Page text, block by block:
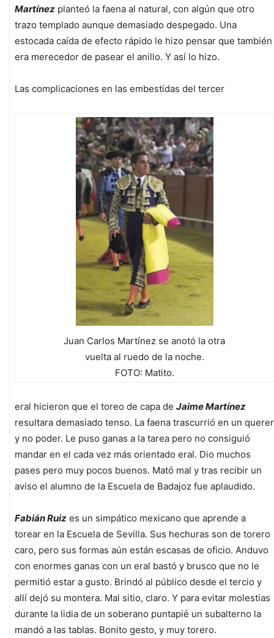
Martínez planteó la faena al natural, con algún que otro
trazo templado aunque demasiado despegado. Una
estocada caída de efecto rápido le hizo pensar que también
era merecedor de pasear el anillo. Y así lo hizo.
Las complicaciones en las embestidas del tercer
Juan Carlos Martínez se anotó la otra
vuelta al ruedo de la noche.
FOTO: Matito.
eral hicieron que el toreo de capa de Jaime Martínez
resultara demasiado tenso. La faena trascurrió en un querer
y no poder. Le puso ganas a la tarea pero no consiguió
mandar en el cada vez más orientado eral. Dio muchos
pases pero muy pocos buenos. Mató mal y tras recibir un
aviso el alumno de la Escuela de Badajoz fue aplaudido.
Fabián Ruiz es un simpático mexicano que aprende a
torear en la Escuela de Sevilla. Sus hechuras son de torero
caro, pero sus formas aún están escasas de oficio. Anduvo
con enormes ganas con un eral bastó y brusco que no le
permitió estar a gusto. Brindó al público desde el tercio y
allí dejó su montera. Mal sitio, claro. Y para evitar molestias
durante la lidia de un soberano puntapié un subalterno la
mandó a las tablas. Bonito gesto, y muy torero.